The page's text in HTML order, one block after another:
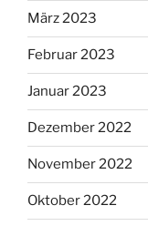
März 2023
Februar 2023
Januar 2023
Dezember 2022
November 2022
Oktober 2022